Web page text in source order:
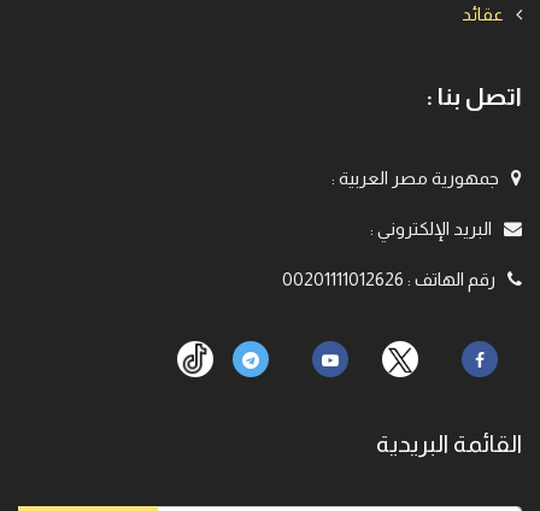
عقائد
اتصل بنا :
جمهورية مصر العربية :
البريد الإلكتروني :
رقم الهاتف :
00201111012626
القائمة البريدية